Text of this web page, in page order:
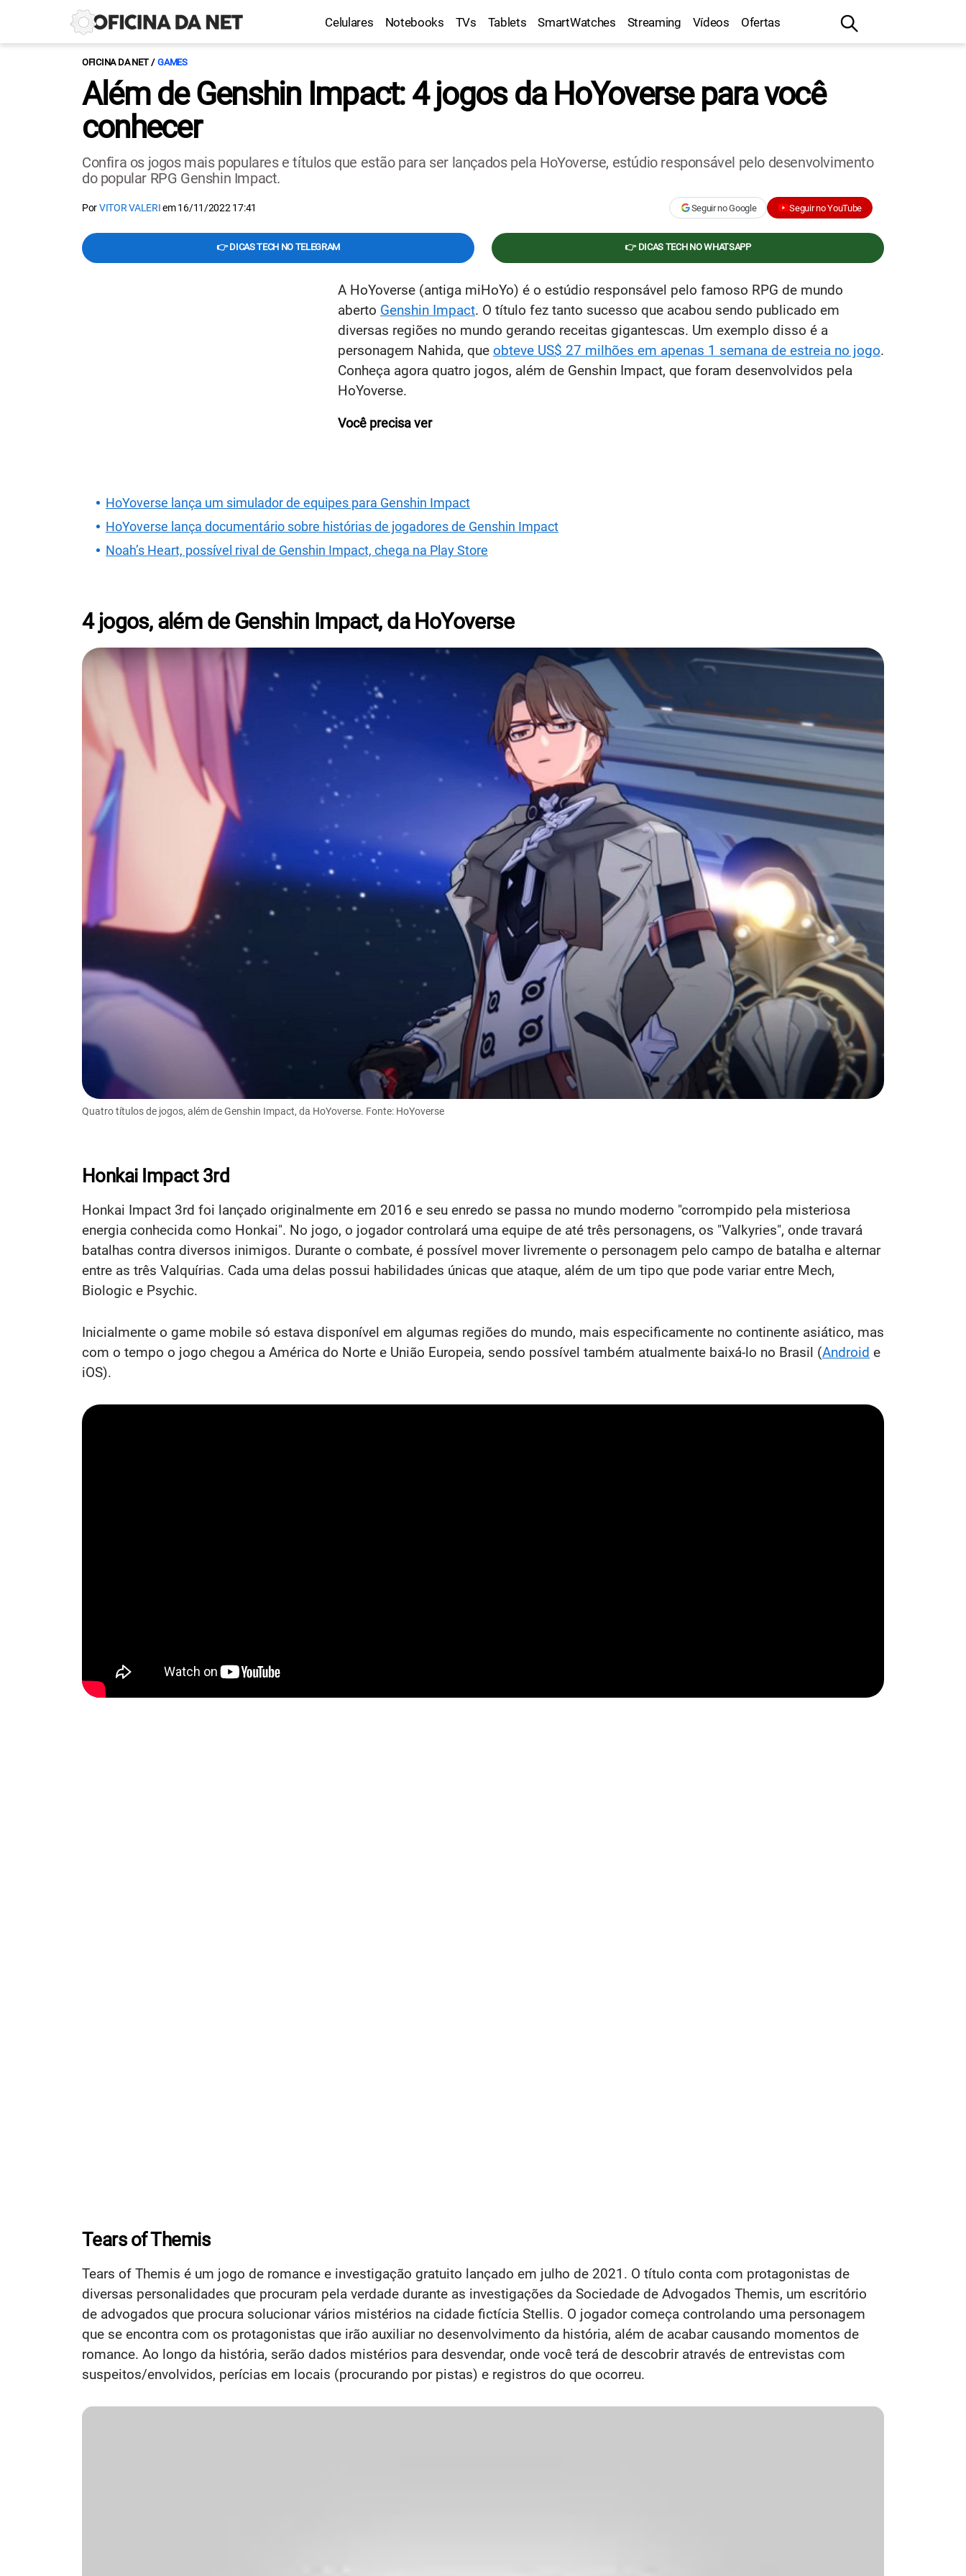
Celulares Notebooks TVs Tablets SmartWatches Streaming Vídeos Ofertas
OFICINA DA NET GAMES
Além de Genshin Impact: 4 jogos da HoYoverse para você
conhecer
Confira os jogos mais populares e títulos que estão para ser lançados pela HoYoverse, estúdio responsável pelo desenvolvimento
do popular RPG Genshin Impact.
PorVITOR VALERIem16/11/2022 17:41 Seguir no Google Seguir no YouTube
👉 DICAS TECH NO TELEGRAM 👉 DICAS TECH NO WHATSAPP
A HoYoverse (antiga miHoYo) é o estúdio responsável pelo famoso RPG de mundo
aberto Genshin Impact. O título fez tanto sucesso que acabou sendo publicado em
diversas regiões no mundo gerando receitas gigantescas. Um exemplo disso é a
personagem Nahida, que obteve US$ 27 milhões em apenas 1 semana de estreia no jogo.
Conheça agora quatro jogos, além de Genshin Impact, que foram desenvolvidos pela
HoYoverse.
Você precisa ver
HoYoverse lança um simulador de equipes para Genshin Impact
HoYoverse lança documentário sobre histórias de jogadores de Genshin Impact
Noah’s Heart, possível rival de Genshin Impact, chega na Play Store
4 jogos, além de Genshin Impact, da HoYoverse
Quatro títulos de jogos, além de Genshin Impact, da HoYoverse. Fonte: HoYoverse
Honkai Impact 3rd
Honkai Impact 3rd foi lançado originalmente em 2016 e seu enredo se passa no mundo moderno "corrompido pela misteriosa
energia conhecida como Honkai". No jogo, o jogador controlará uma equipe de até três personagens, os "Valkyries", onde travará
batalhas contra diversos inimigos. Durante o combate, é possível mover livremente o personagem pelo campo de batalha e alternar
entre as três Valquírias. Cada uma delas possui habilidades únicas que ataque, além de um tipo que pode variar entre Mech,
Biologic e Psychic.
Inicialmente o game mobile só estava disponível em algumas regiões do mundo, mais especificamente no continente asiático, mas
com o tempo o jogo chegou a América do Norte e União Europeia, sendo possível também atualmente baixá-lo no Brasil (Android e
iOS).
Tears of Themis
Tears of Themis é um jogo de romance e investigação gratuito lançado em julho de 2021. O título conta com protagonistas de
diversas personalidades que procuram pela verdade durante as investigações da Sociedade de Advogados Themis, um escritório
de advogados que procura solucionar vários mistérios na cidade fictícia Stellis. O jogador começa controlando uma personagem
que se encontra com os protagonistas que irão auxiliar no desenvolvimento da história, além de acabar causando momentos de
romance. Ao longo da história, serão dados mistérios para desvendar, onde você terá de descobrir através de entrevistas com
suspeitos/envolvidos, perícias em locais (procurando por pistas) e registros do que ocorreu.